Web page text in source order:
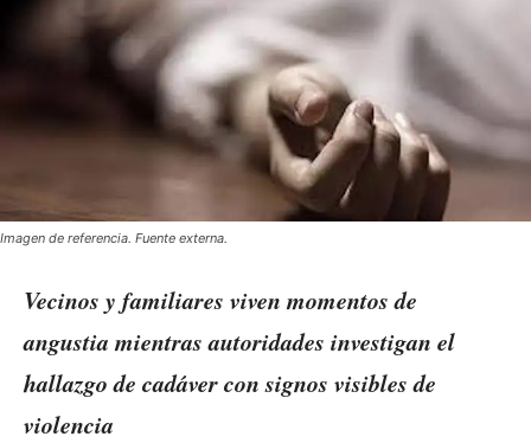
Imagen de referencia. Fuente externa.
Vecinos y familiares viven momentos de
angustia mientras autoridades investigan el
hallazgo de cadáver con signos visibles de
violencia